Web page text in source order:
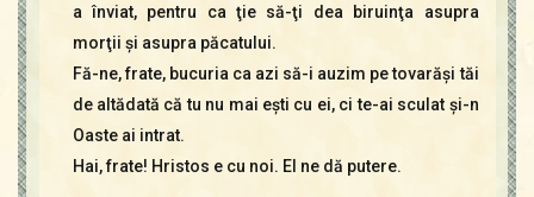
a înviat, pentru ca ţie să-ţi dea biruinţa asupra
morţii şi asupra păcatului.
Fă-ne, frate, bucuria ca azi să-i auzim pe tovarăşi tăi
de altădată că tu nu mai eşti cu ei, ci te-ai sculat şi-n
Oaste ai intrat.
Hai, frate! Hristos e cu noi. El ne dă putere.